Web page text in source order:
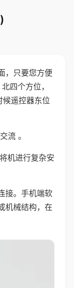
，只要您方便
四个方位，
遥控器东位
流 。
机进行复杂安
接。手机端软
机械结构，在